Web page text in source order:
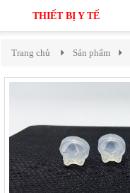
THIẾT BỊ Y TẾ
Trang chủ Sản phẩm